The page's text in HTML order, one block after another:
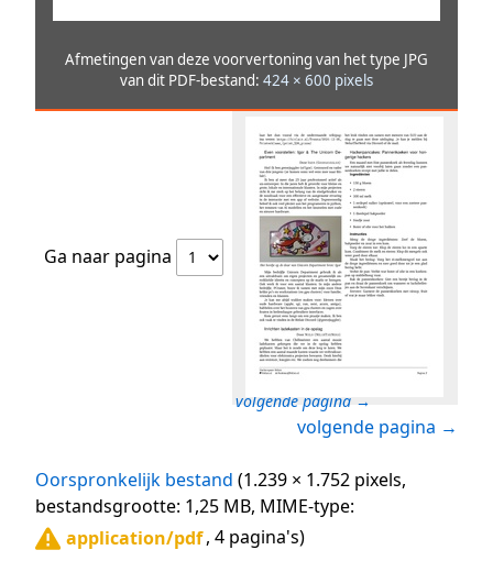
Afmetingen van deze voorvertoning van het type JPG
van dit PDF-bestand: 424 × 600 pixels
Ga naar pagina
volgende pagina →
volgende pagina →
Oorspronkelijk bestand (1.239 × 1.752 pixels,
bestandsgrootte: 1,25 MB, MIME-type:
application/pdf, 4 pagina's)